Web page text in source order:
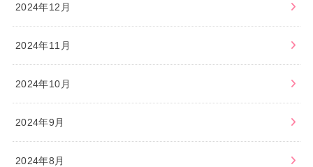
2024年12月
2024年11月
2024年10月
2024年9月
2024年8月